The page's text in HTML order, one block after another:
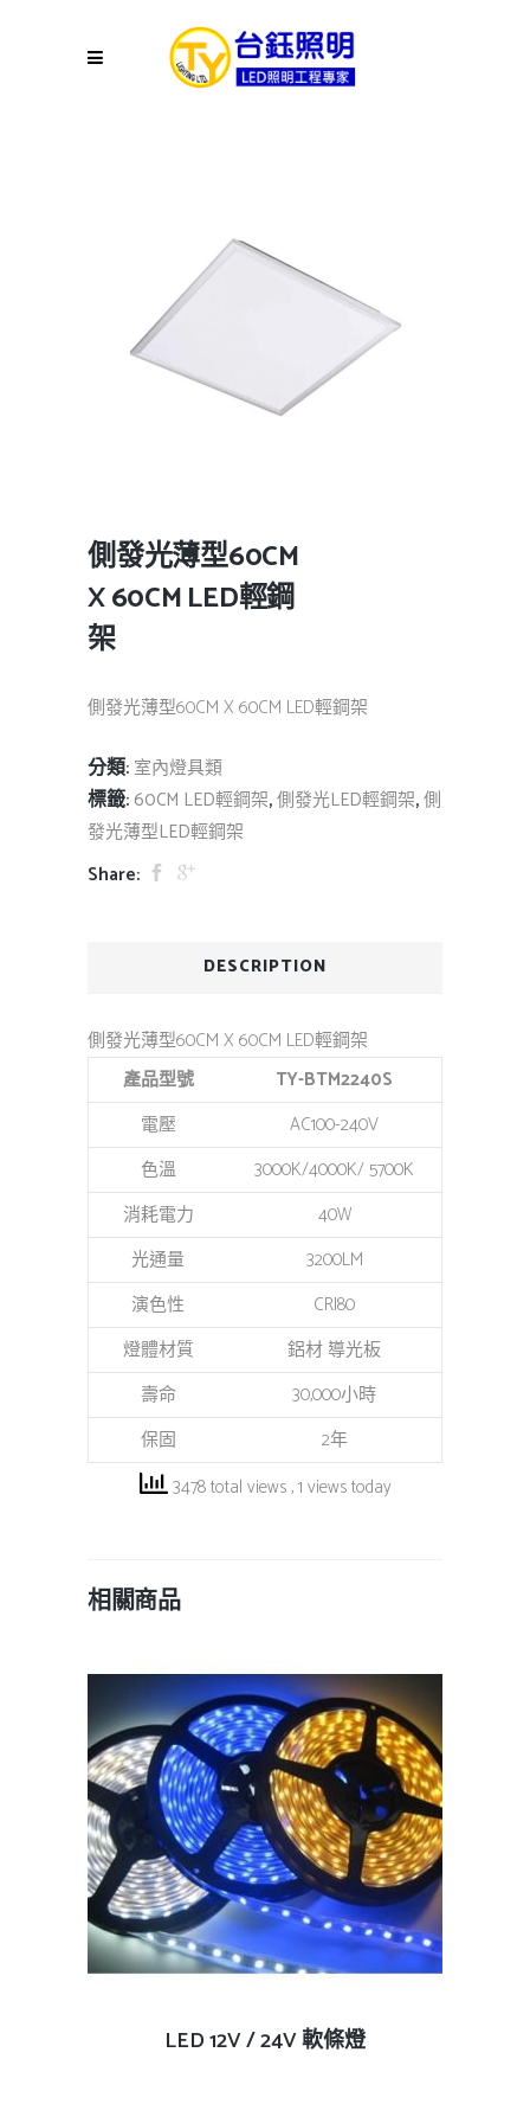
側發光薄型60CM
X 60CM LED輕鋼
架
側發光薄型60CM X 60CM LED輕鋼架
分類: 室內燈具類
標籤: 60CM LED輕鋼架,側發光LED輕鋼架,側
發光薄型LED輕鋼架
Share:
DESCRIPTION
側發光薄型60CM X 60CM LED輕鋼架
產品型號
TY-BTM2240S
電壓
AC100-240V
色溫
3000K/4000K/ 5700K
消耗電力
40W
光通量
3200LM
演色性
CRI80
燈體材質
鋁材 導光板
壽命
30,000小時
保固
2年
3478 total views, 1 views today
相關商品
查看內容
LED 12V / 24V 軟條燈